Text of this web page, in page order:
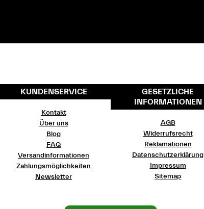
KUNDENSERVICE
Kontakt
Über uns
Blog
FAQ
Versandinformationen
Zahlungsmöglichkeiten
Newsletter
GESETZLICHE
INFORMATIONEN
AGB
Widerrufsrecht
Reklamationen
Datenschutzerklärung
Impressum
Sitemap